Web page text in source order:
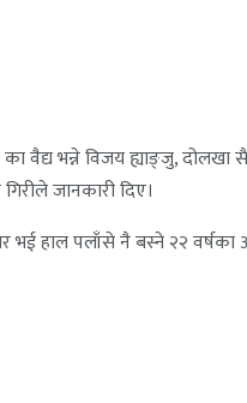
का वैद्य भन्ने विजय ह्याङ्जु,
जानकारी दिए।
भई हाल पलाँसे नै बस्ने २२